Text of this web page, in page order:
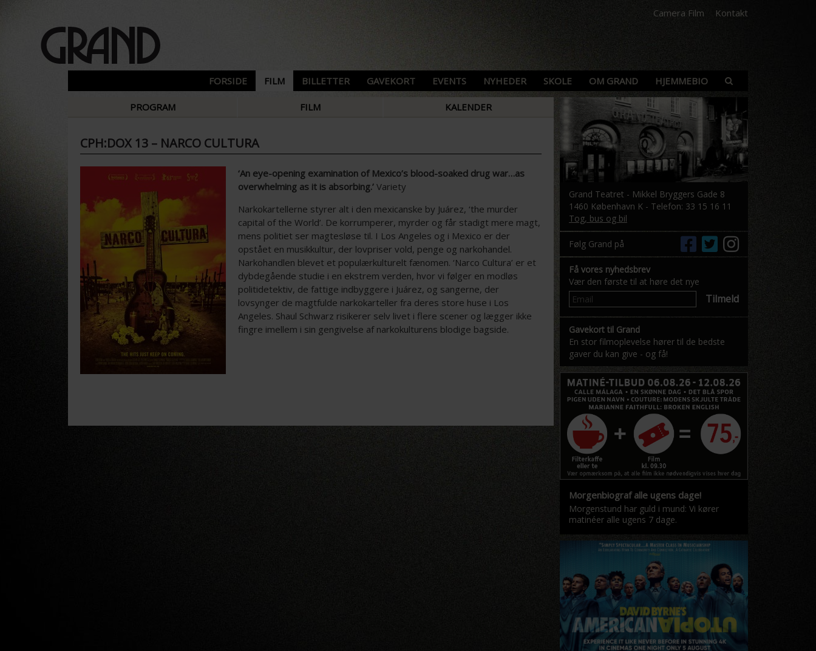
Camera Film Kontakt
FORSIDE FILM BILLETTER GAVEKORT EVENTS NYHEDER SKOLE OM GRAND HJEMMEBIO
PROGRAM FILM KALENDER
CPH:DOX 13 – NARCO CULTURA
‘An eye-opening examination of Mexico’s blood-soaked drug war…as
overwhelming as it is absorbing.’Variety
Narkokartellerne styrer alt i den mexicanske by Juárez, ‘the murder
capital of the World’. De korrumperer, myrder og får stadigt mere magt,
mens politiet ser magtesløse til. I Los Angeles og i Mexico er der
opstået en musikkultur, der lovpriser vold, penge og narkohandel.
Narkohandlen blevet et populærkulturelt fænomen. ‘Narco Cultura’ er et
dybdegående studie i en ekstrem verden, hvor vi følger en modløs
politidetektiv, de fattige indbyggere i Juárez, og sangerne, der
lovsynger de magtfulde narkokarteller fra deres store huse i Los
Angeles. Shaul Schwarz risikerer selv livet i flere scener og lægger ikke
fingre imellem i sin gengivelse af narkokulturens blodige bagside.
Grand Teatret - Mikkel Bryggers Gade 8
1460 København K - Telefon: 33 15 16 11
Tog, bus og bil
Følg Grand på
Få vores nyhedsbrev
Vær den første til at høre det nye
Tilmeld
Gavekort til Grand
En stor filmoplevelse hører til de bedste
gaver du kan give - og få!
Morgenbiograf alle ugens dage!
Morgenstund har guld i mund: Vi kører
matinéer alle ugens 7 dage.